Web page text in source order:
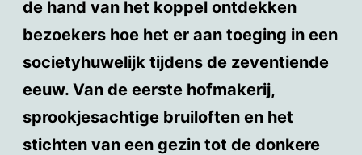
de hand van het koppel ontdekken
bezoekers hoe het er aan toeging in een
societyhuwelijk tijdens de zeventiende
eeuw. Van de eerste hofmakerij,
sprookjesachtige bruiloften en het
stichten van een gezin tot de donkere